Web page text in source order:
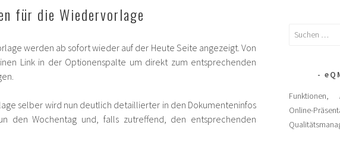
für die Wiedervorlage
werden ab sofort wieder auf der Heute Seite angezeigt. Von
Link in der Optionenspalte um direkt zum entsprechenden
selber wird nun deutlich detaillierter in den Dokumenteninfos
den Wochentag und, falls zutreffend, den entsprechenden
Funktionen,
Online-